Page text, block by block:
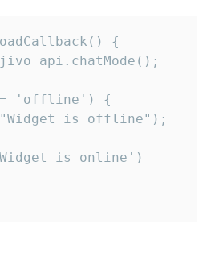
{
'offline') {
is offline");
is online')